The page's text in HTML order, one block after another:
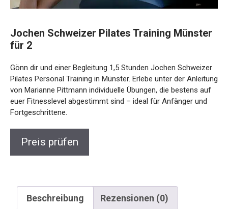
Jochen Schweizer Pilates Training
Münster für 2
Gönn dir und einer Begleitung 1,5 Stunden Jochen
Schweizer Pilates Personal Training in Münster. Erlebe unter
der Anleitung von Marianne Pittmann individuelle Übungen,
die bestens auf euer Fitnesslevel abgestimmt sind – ideal
für Anfänger und Fortgeschrittene.
Preis prüfen
Beschreibung Rezensionen (0)